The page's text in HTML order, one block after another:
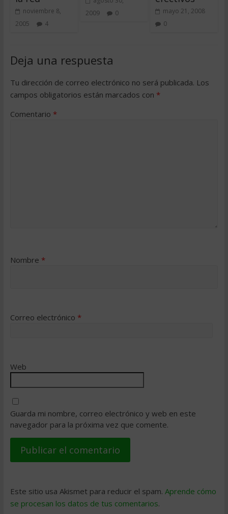
noviembre 8,
2005
4
2009
0
mayo 21, 2008
0
Deja una respuesta
Tu dirección de correo electrónico no será publicada. Los
campos obligatorios están marcados con *
Comentario *
Nombre *
Correo electrónico *
Web
Guarda mi nombre, correo electrónico y web en este
navegador para la próxima vez que comente.
Este sitio usa Akismet para reducir el spam. Aprende cómo
se procesan los datos de tus comentarios.